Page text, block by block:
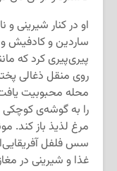
او در کنار شیرینی
ساردین و کادفیش
پیری‌پیری کرد که
روی منقل ذغالی
محله محبوبیت
را به گوشه‌ی کوچکی
مرغ لذیذ باز کند.
سس فلفل
غذا و شیرینی در